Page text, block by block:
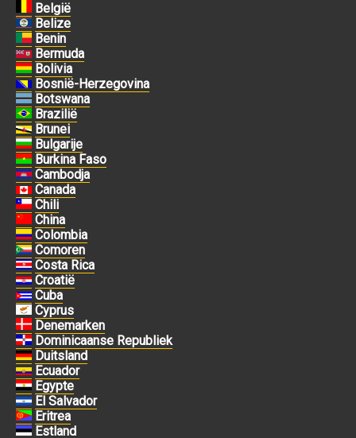
België
Belize
Benin
Bermuda
Bolivia
Bosnië-Herzegovina
Botswana
Brazilië
Brunei
Bulgarije
Burkina Faso
Cambodja
Canada
Chili
China
Colombia
Comoren
Costa Rica
Croatië
Cuba
Cyprus
Denemarken
Dominicaanse Republiek
Duitsland
Ecuador
Egypte
El Salvador
Eritrea
Estland